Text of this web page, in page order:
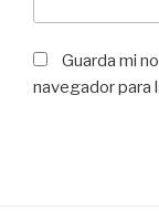
Guarda mi
navegador para